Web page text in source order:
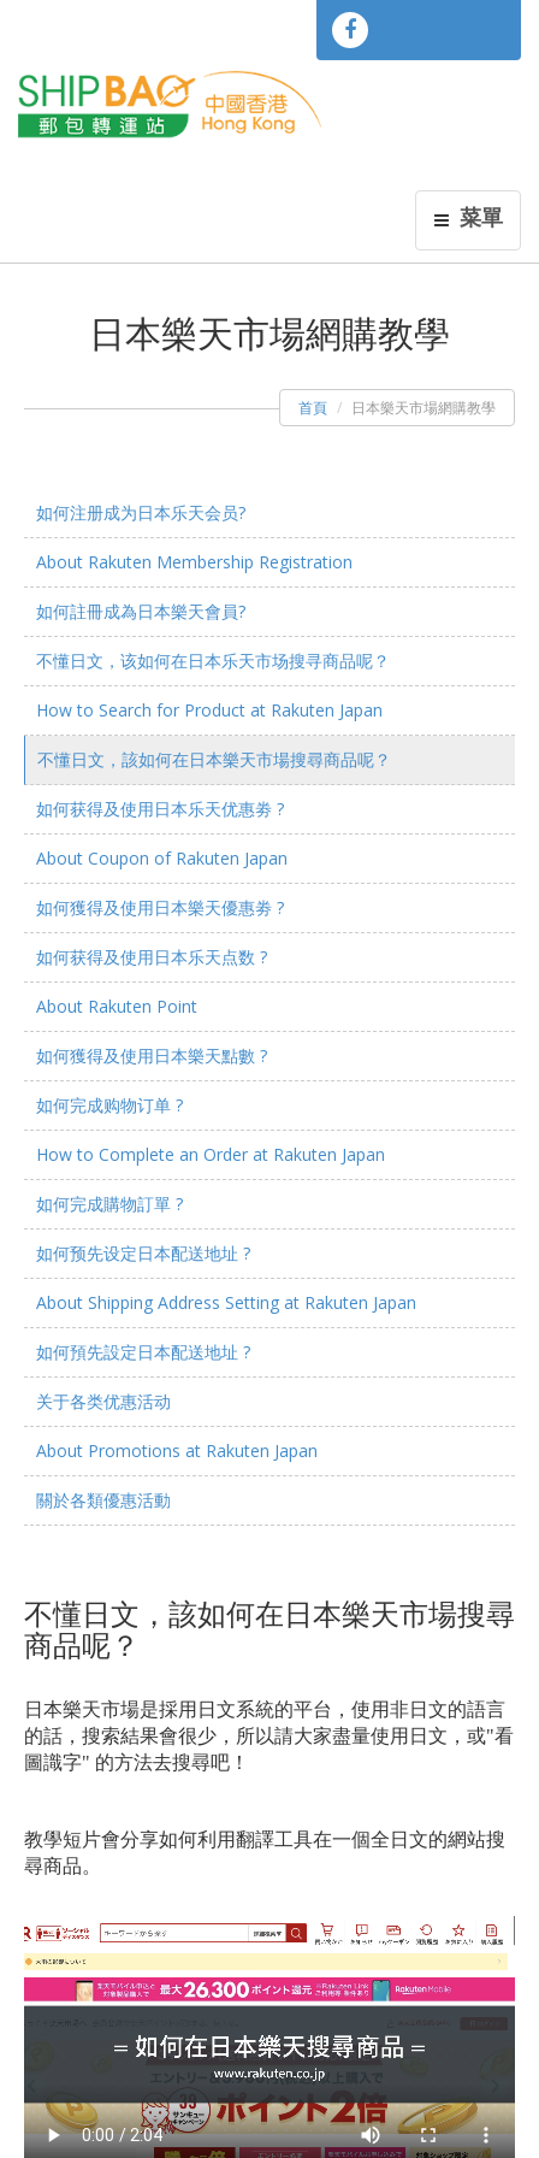
菜單
日本樂天市場網購教學
首頁 日本樂天市場網購教學
如何注册成为日本乐天会员?
About Rakuten Membership Registration
如何註冊成為日本樂天會員?
不懂日文，该如何在日本乐天市场搜寻商品呢？
How to Search for Product at Rakuten Japan
不懂日文，該如何在日本樂天市場搜尋商品呢？
如何获得及使用日本乐天优惠劵 ?
About Coupon of Rakuten Japan
如何獲得及使用日本樂天優惠劵 ?
如何获得及使用日本乐天点数 ?
About Rakuten Point
如何獲得及使用日本樂天點數 ?
如何完成购物订单 ?
How to Complete an Order at Rakuten Japan
如何完成購物訂單 ?
如何预先设定日本配送地址 ?
About Shipping Address Setting at Rakuten Japan
如何預先設定日本配送地址 ?
关于各类优惠活动
About Promotions at Rakuten Japan
關於各類優惠活動
不懂日文，該如何在日本樂天市場搜尋
商品呢？
日本樂天市場是採用日文系統的平台，使用非日文的語言
的話，搜索結果會很少，所以請大家盡量使用日文，或"看
圖識字" 的方法去搜尋吧！
教學短片會分享如何利用翻譯工具在一個全日文的網站搜
尋商品。